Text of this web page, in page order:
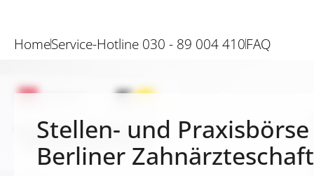
HomeService-Hotline 030 - 89 004 410FAQ
Stellen- und
Berliner Zahnärzteschaft